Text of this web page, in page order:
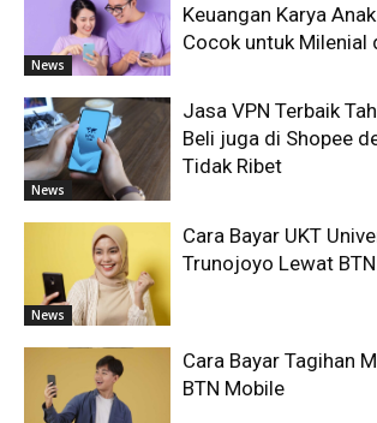
News
Keuangan Karya
Cocok untuk Milenial
News
Jasa VPN Terbaik
Beli juga di Shopee
Tidak Ribet
News
Cara Bayar UKT
Trunojoyo Lewat
Cara Bayar Tagihan
BTN Mobile